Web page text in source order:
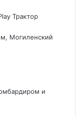
Трактор
Могиленский
и